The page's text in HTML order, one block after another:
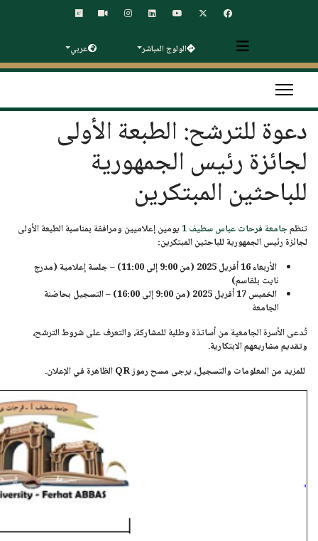
الولوج المباشر عربي
دعوة للترشح: الطبعة الأولى
لجائزة رئيس الجمهورية
للباحثين المبتكرين
تنظمجامعة فرحات عباس سطيف 1 يومين إعلاميين ومرافقة بمناسبةالطبعة الأولى
لجائزة رئيس الجمهورية للباحثين المبتكرين:
الأربعاء 16 أفريل 2025 (من 9:00 إلى 11:00) – جلسة إعلامية (مدرج
نايت بلقاسم)
الخميس 17 أفريل 2025 (من 9:00 إلى 16:00) – التسجيل بحاضنة
الجامعة
تُدعى الأسرة الجامعية من أساتذة وطلبة للمشاركة، والتعرف على شروط الترشح،
وتقديم مشاريعهم الابتكارية.
للمزيد من المعلومات والتسجيل، يرجى مسح رموز QR الظاهرة في الإعلان.